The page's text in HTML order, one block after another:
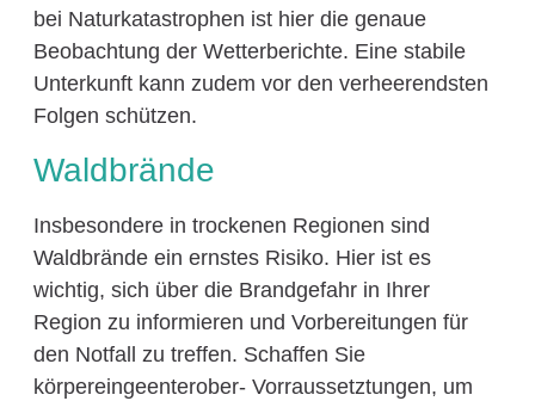
bei Naturkatastrophen ist hier die genaue
Beobachtung der Wetterberichte. Eine stabile
Unterkunft kann zudem vor den verheerendsten
Folgen schützen.
Waldbrände
Insbesondere in trockenen Regionen sind
Waldbrände ein ernstes Risiko. Hier ist es
wichtig, sich über die Brandgefahr in Ihrer
Region zu informieren und Vorbereitungen für
den Notfall zu treffen. Schaffen Sie
körpereingeenterober- Vorraussetztungen, um